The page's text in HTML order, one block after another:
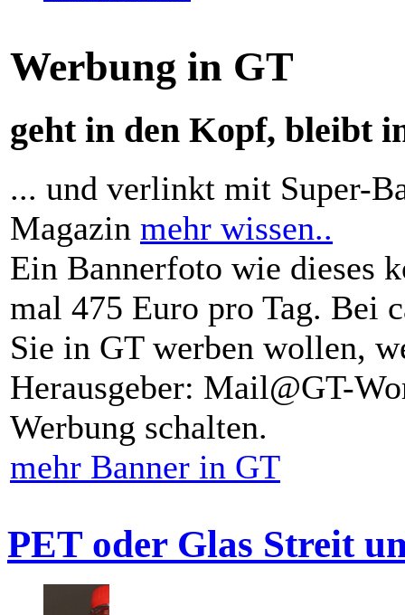
Werbung in GT
geht in den Kopf, bleibt
... und verlinkt mit Super-
Magazin mehr wissen..
Ein Bannerfoto wie dieses
mal 475 Euro pro Tag. Bei
Sie in GT werben wollen,
Herausgeber: Mail@GT-
Werbung schalten.
mehr Banner in GT
PET oder Glas Streit